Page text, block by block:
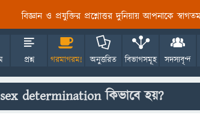
বিজ্ঞান ও প্রযুক্তির প্রশ্নোত্তর দুনিয়ায় আপনাকে
প্রশ্ন গরমাগরম! অনুত্তরিত বিভাগসমূহ সদস্যবৃন্দ
sex determination কিভাবে হয়?